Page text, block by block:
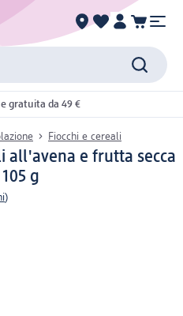
gratuita da 49 €
Fiocchi e cereali
all'avena e frutta secca
g
)